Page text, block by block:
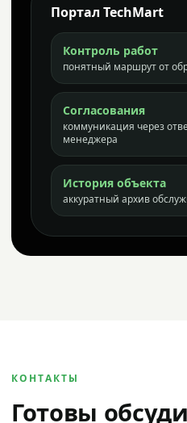
Портал TechMart
Контроль работ
понятный маршрут от
Согласования
коммуникация через
менеджера
История объекта
аккуратный архив
КОНТАКТЫ
Готовы